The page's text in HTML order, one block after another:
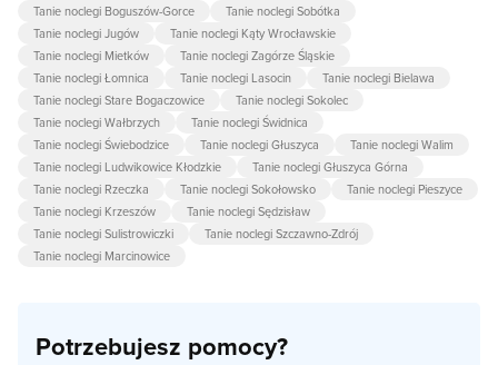
Tanie noclegi Boguszów-Gorce
Tanie noclegi Sobótka
Tanie noclegi Jugów
Tanie noclegi Kąty Wrocławskie
Tanie noclegi Mietków
Tanie noclegi Zagórze Śląskie
Tanie noclegi Łomnica
Tanie noclegi Lasocin
Tanie noclegi Bielawa
Tanie noclegi Stare Bogaczowice
Tanie noclegi Sokolec
Tanie noclegi Wałbrzych
Tanie noclegi Świdnica
Tanie noclegi Świebodzice
Tanie noclegi Głuszyca
Tanie noclegi Walim
Tanie noclegi Ludwikowice Kłodzkie
Tanie noclegi Głuszyca Górna
Tanie noclegi Rzeczka
Tanie noclegi Sokołowsko
Tanie noclegi Pieszyce
Tanie noclegi Krzeszów
Tanie noclegi Sędzisław
Tanie noclegi Sulistrowiczki
Tanie noclegi Szczawno-Zdrój
Tanie noclegi Marcinowice
Potrzebujesz pomocy?